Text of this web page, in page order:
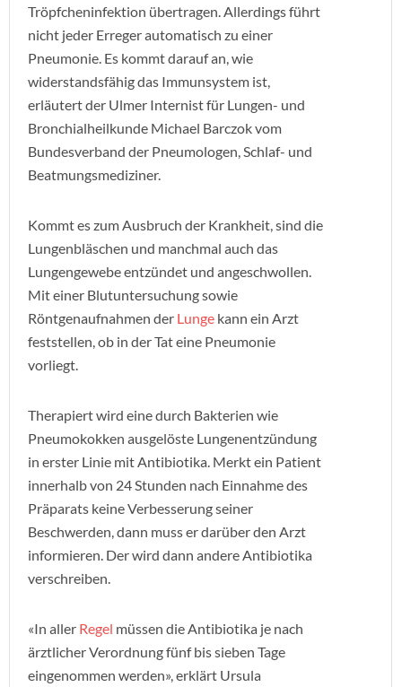
Tröpfcheninfektion übertragen. Allerdings führt
nicht jeder Erreger automatisch zu einer
Pneumonie. Es kommt darauf an, wie
widerstandsfähig das Immunsystem ist,
erläutert der Ulmer Internist für Lungen- und
Bronchialheilkunde Michael Barczok vom
Bundesverband der Pneumologen, Schlaf- und
Beatmungsmediziner.
Kommt es zum Ausbruch der Krankheit, sind die
Lungenbläschen und manchmal auch das
Lungengewebe entzündet und angeschwollen.
Mit einer Blutuntersuchung sowie
Röntgenaufnahmen der Lunge kann ein Arzt
feststellen, ob in der Tat eine Pneumonie
vorliegt.
Therapiert wird eine durch Bakterien wie
Pneumokokken ausgelöste Lungenentzündung
in erster Linie mit Antibiotika. Merkt ein Patient
innerhalb von 24 Stunden nach Einnahme des
Präparats keine Verbesserung seiner
Beschwerden, dann muss er darüber den Arzt
informieren. Der wird dann andere Antibiotika
verschreiben.
«In aller Regel müssen die Antibiotika je nach
ärztlicher Verordnung fünf bis sieben Tage
eingenommen werden», erklärt Ursula